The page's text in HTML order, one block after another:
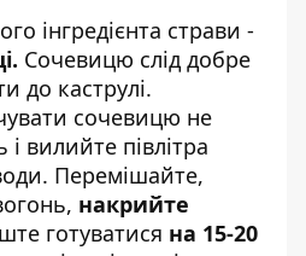
інгредієнта страви -
Сочевицю слід добре
до каструлі.
сочевицю не
і вилийте півлітра
Перемішайте,
накрийте
готуватися на 15-20